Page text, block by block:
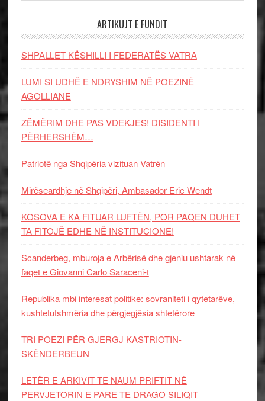
ARTIKUJT E FUNDIT
SHPALLET KËSHILLI I FEDERATËS VATRA
LUMI SI UDHË E NDRYSHIM NË POEZINË
AGOLLIANE
ZËMËRIM DHE PAS VDEKJES! DISIDENTI I
PËRHERSHËM…
Patriotë nga Shqipëria vizituan Vatrën
Mirëseardhje në Shqipëri, Ambasador Eric Wendt
KOSOVA E KA FITUAR LUFTËN, POR PAQEN DUHET
TA FITOJË EDHE NË INSTITUCIONE!
Scanderbeg, mburoja e Arbërisë dhe gjeniu ushtarak në
faqet e Giovanni Carlo Saraceni-t
Republika mbi interesat politike: sovraniteti i qytetarëve,
kushtetutshmëria dhe përgjegjësia shtetërore
TRI POEZI PËR GJERGJ KASTRIOTIN-
SKËNDERBEUN
LETËR E ARKIVIT TE NAUM PRIFTIT NË
PERVJETORIN E PARE TE DRAGO SILIQIT